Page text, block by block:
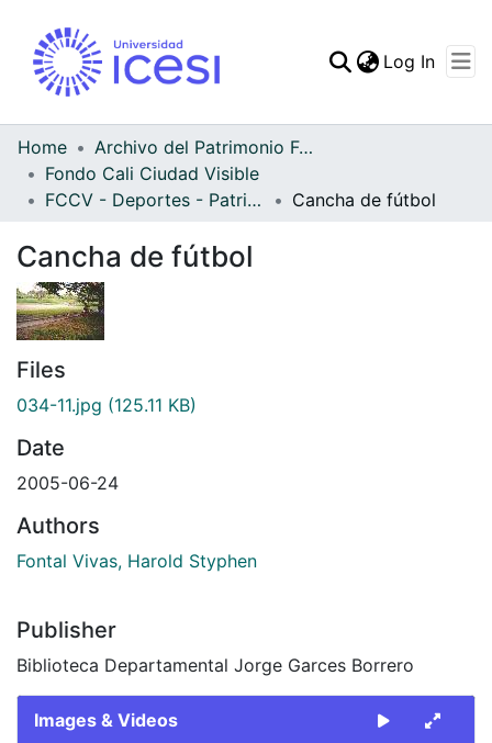
Log In
Home
Archivo del Patrimonio Fotográfico y Fílmico del Valle del Cauca
Fondo Cali Ciudad Visible
FCCV - Deportes - Patrimonial
Cancha de fútbol
Cancha de fútbol
Files
034-11.jpg (125.11 KB)
Date
2005-06-24
Authors
Fontal Vivas, Harold Styphen
Publisher
Biblioteca Departamental Jorge Garces Borrero
Images & Videos